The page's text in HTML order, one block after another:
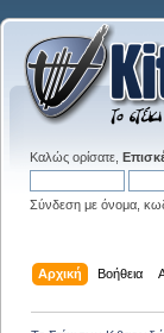
Καλώς ορίσατε,
Σύνδεση με όνομα,
Αρχική Βοήθεια